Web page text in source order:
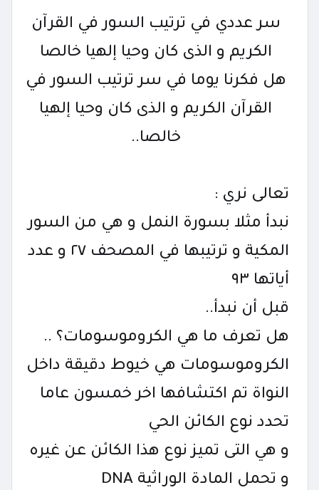
سر عددي في ترتيب السور في القرآن
الكريم و الذى كان وحيا إلهيا خالصا
هل فكرنا يوما في سر ترتيب السور في
القرآن الكريم و الذى كان وحيا إلهيا
خالصا..
تعالى نري :
نبدأ مثلا بسورة النمل و هي من السور
المكية و ترتيبها في المصحف ٢٧ و عدد
أياتها ٩٣
قبل أن نبدأ..
هل تعرف ما هي الكروموسومات؟ ..
الكروموسومات هي خيوط دقيقة داخل
النواة تم اكتشافها اخر خمسون عاما
تحدد نوع الكائن الحي
و هي التى تميز نوع هذا الكائن عن غيره
و تحمل المادة الوراثية DNA